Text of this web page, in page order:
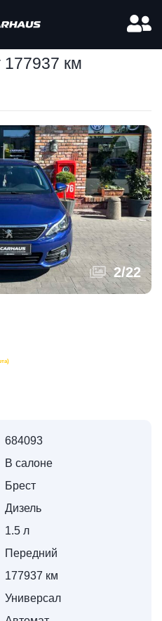
177937 км
3/22
684093
В салоне
Брест
Дизель
1.5 л
Передний
177937 км
Универсал